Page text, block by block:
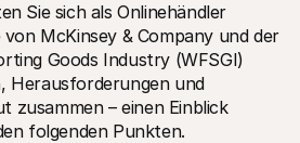
Sie sich als Onlinehändler
von McKinsey & Company und der
Goods Industry (WFSGI)
Herausforderungen und
zusammen – einen Einblick
folgenden Punkten.